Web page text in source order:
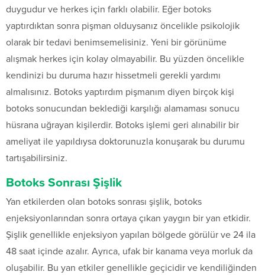
duygudur ve herkes için farklı olabilir. Eğer botoks
yaptırdıktan sonra pişman olduysanız öncelikle psikolojik
olarak bir tedavi benimsemelisiniz. Yeni bir görünüme
alışmak herkes için kolay olmayabilir. Bu yüzden öncelikle
kendinizi bu duruma hazır hissetmeli gerekli yardımı
almalısınız. Botoks yaptırdım pişmanım diyen birçok kişi
botoks sonucundan beklediği karşılığı alamaması sonucu
hüsrana uğrayan kişilerdir. Botoks işlemi geri alınabilir bir
ameliyat ile yapıldıysa doktorunuzla konuşarak bu durumu
tartışabilirsiniz.
Botoks Sonrası Şişlik
Yan etkilerden olan botoks sonrası şişlik, botoks
enjeksiyonlarından sonra ortaya çıkan yaygın bir yan etkidir.
Şişlik genellikle enjeksiyon yapılan bölgede görülür ve 24 ila
48 saat içinde azalır. Ayrıca, ufak bir kanama veya morluk da
oluşabilir. Bu yan etkiler genellikle geçicidir ve kendiliğinden